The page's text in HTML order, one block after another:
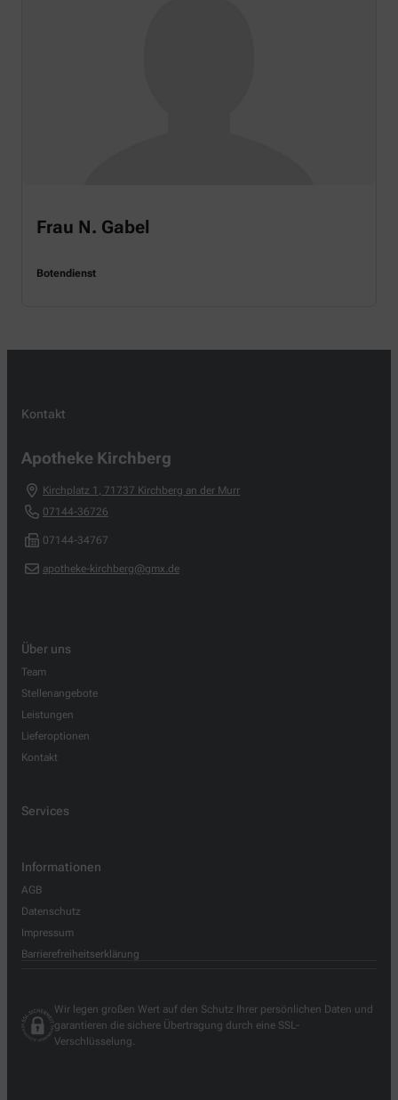
Frau N. Gabel
Botendienst
Kontakt
Apotheke Kirchberg
Kirchplatz 1 71737 Kirchberg an der Murr
07144-36726
07144-34767
apotheke-kirchberg@gmx.de
Über uns
Team
Stellenangebote
Leistungen
Lieferoptionen
Kontakt
Services
Informationen
AGB
Datenschutz
Impressum
Barrierefreiheitserklärung
Wir legen großen Wert auf den Schutz Ihrer persönlichen Daten und
garantieren die sichere Übertragung durch eine SSL-
Verschlüsselung.